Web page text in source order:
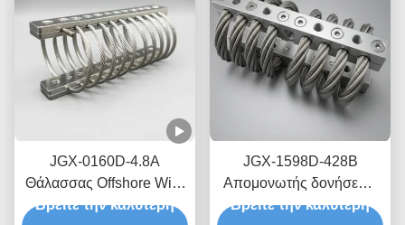
JGX-0160D-4.8A
Θάλασσας Offshore Wire
Rope Vibration Isolator
Βρείτε την καλύτερη
JGX-1598D-428B
Απομονωτής δονήσεων
συρματόπλεγματος
Βρείτε την καλύτερη